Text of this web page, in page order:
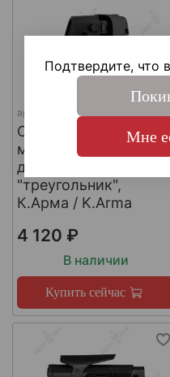
арт.
Складной шарнир
модульного приклада
для трубы приклада
"треугольник",
К.Арма / K.Arma
4 120 ₽
В наличии
Купить сейчас
Подтвердите, что
Мне